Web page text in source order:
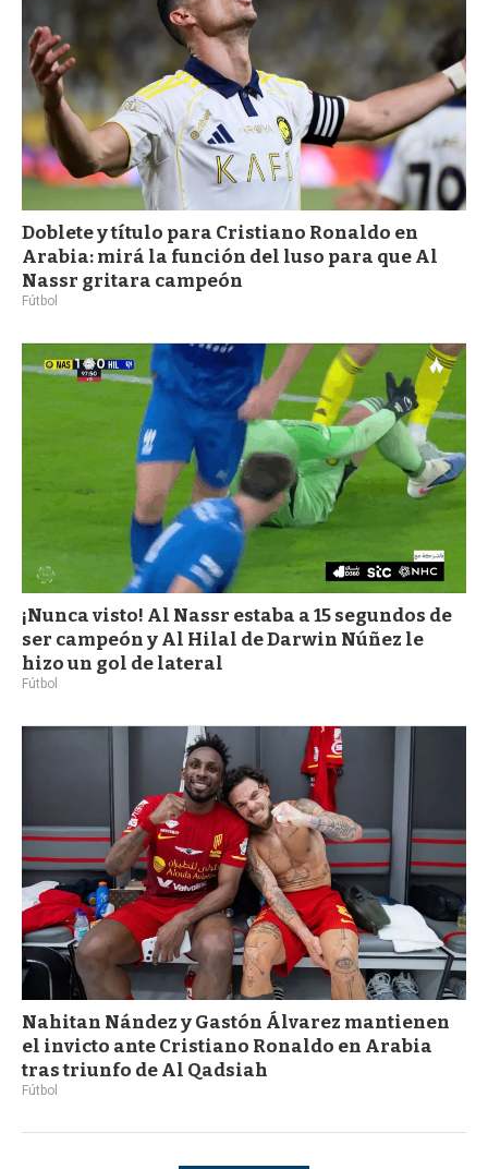
Doblete y título para Cristiano Ronaldo en
Arabia: mirá la función del luso para que Al
Nassr gritara campeón
Fútbol
¡Nunca visto! Al Nassr estaba a 15 segundos de
ser campeón y Al Hilal de Darwin Núñez le
hizo un gol de lateral
Fútbol
Nahitan Nández y Gastón Álvarez mantienen
el invicto ante Cristiano Ronaldo en Arabia
tras triunfo de Al Qadsiah
Fútbol